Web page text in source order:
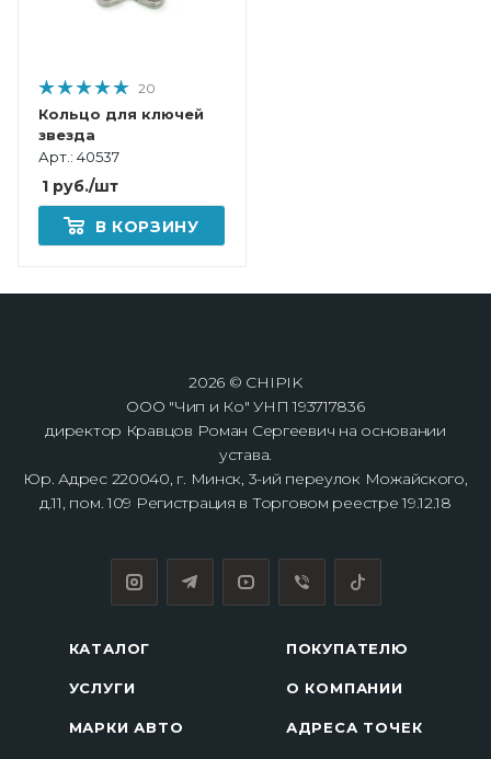
20
Кольцо для ключей
звезда
Арт.: 40537
1 руб./шт
В КОРЗИНУ
2026 © CHIPIK
ООО "Чип и Ко" УНП 193717836
директор Кравцов Роман Сергеевич на основании
устава.
Юр. Адрес 220040, г. Минск, 3-ий переулок Можайского,
д.11, пом. 109 Регистрация в Торговом реестре 19.12.18
КАТАЛОГ
УСЛУГИ
МАРКИ АВТО
ПОКУПАТЕЛЮ
О КОМПАНИИ
АДРЕСА ТОЧЕК